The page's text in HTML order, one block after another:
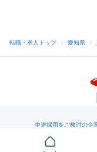
転職・求人トップ / 愛知県 /
中途採用をご検討の企